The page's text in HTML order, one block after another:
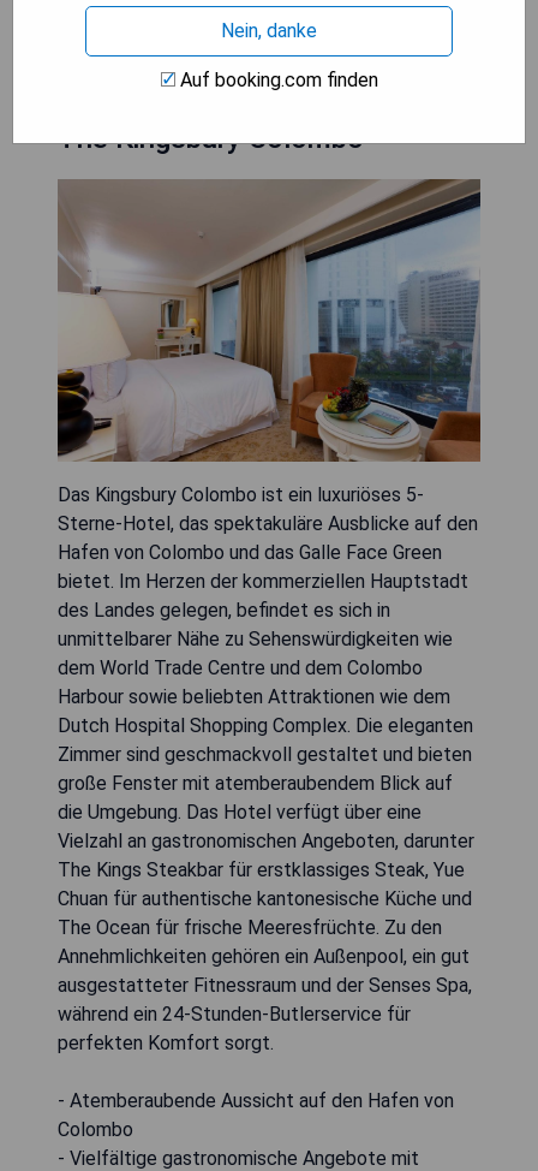
PREISE ANZEIGEN
The Kingsbury Colombo
Das Kingsbury Colombo ist ein luxuriöses 5-
Sterne-Hotel, das spektakuläre Ausblicke auf den
Hafen von Colombo und das Galle Face Green
bietet. Im Herzen der kommerziellen Hauptstadt
des Landes gelegen, befindet es sich in
unmittelbarer Nähe zu Sehenswürdigkeiten wie
dem World Trade Centre und dem Colombo
Harbour sowie beliebten Attraktionen wie dem
Dutch Hospital Shopping Complex. Die eleganten
Zimmer sind geschmackvoll gestaltet und bieten
große Fenster mit atemberaubendem Blick auf
die Umgebung. Das Hotel verfügt über eine
Vielzahl an gastronomischen Angeboten, darunter
The Kings Steakbar für erstklassiges Steak, Yue
Chuan für authentische kantonesische Küche und
The Ocean für frische Meeresfrüchte. Zu den
Annehmlichkeiten gehören ein Außenpool, ein gut
ausgestatteter Fitnessraum und der Senses Spa,
während ein 24-Stunden-Butlerservice für
perfekten Komfort sorgt.
- Atemberaubende Aussicht auf den Hafen von
Colombo
- Vielfältige gastronomische Angebote mit
Nein, danke
Auf booking.com finden